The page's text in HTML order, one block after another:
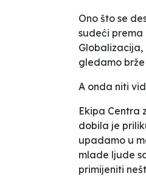
Ono što se
sudeći prema
gledamo
A onda niti
Ekipa Centra
dobila je
upadamo u
mlade ljude
primijeniti